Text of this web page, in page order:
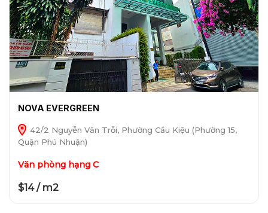
NOVA EVERGREEN
42/2 Nguyễn Văn Trỗi, Phường Cầu Kiệu (Phường 15,
Quận Phú Nhuận)
Văn phòng hạng C
$14 / m2